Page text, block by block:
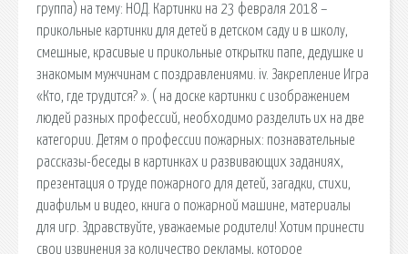
группа) на тему: НОД. Картинки на 23 февраля 2018 –
прикольные картинки для детей в детском саду и в школу,
смешные, красивые и прикольные открытки папе, дедушке и
знакомым мужчинам с поздравлениями. iv. Закрепление Игра
«Кто, где трудится? ». ( на доске картинки с изображением
людей разных профессий, необходимо разделить их на две
категории. Детям о профессии пожарных: познавательные
рассказы-беседы в картинках и развивающих заданиях,
презентация о труде пожарного для детей, загадки, стихи,
диафильм и видео, книга о пожарной машине, материалы
для игр. Здравствуйте, уважаемые родители! Хотим принести
свои извинения за количество рекламы, которое